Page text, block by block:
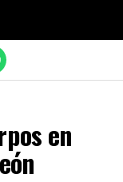
en